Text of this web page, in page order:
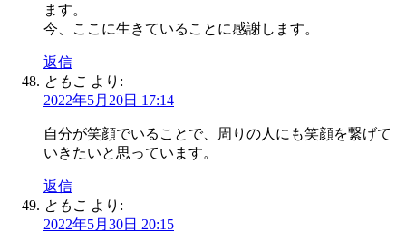
ます。
今、ここに生きていることに感謝します。
返信
ともこ より:
2022年5月20日 17:14
自分が笑顔でいることで、周りの人にも笑顔を繋げて
いきたいと思っています。
返信
ともこ より:
2022年5月30日 20:15